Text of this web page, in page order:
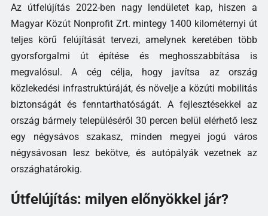
Az útfelújítás 2022-ben nagy lendületet kap, hiszen a
Magyar Közút Nonprofit Zrt. mintegy 1400 kilométernyi út
teljes körű felújítását tervezi, amelynek keretében több
gyorsforgalmi út építése és meghosszabbítása is
megvalósul. A cég célja, hogy javítsa az ország
közlekedési infrastruktúráját, és növelje a közúti mobilitás
biztonságát és fenntarthatóságát. A fejlesztésekkel az
ország bármely településéről 30 percen belül elérhető lesz
egy négysávos szakasz, minden megyei jogú város
négysávosan lesz bekötve, és autópályák vezetnek az
országhatárokig.
Útfelújítás: milyen előnyökkel jár?